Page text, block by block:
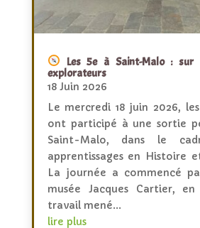
Les 5e à Saint-Malo : sur
explorateurs
18 Juin 2026
Le mercredi 18 juin 2026,
ont participé à une sortie
Saint-Malo, dans le
apprentissages en Histoire
La journée a commencé
musée Jacques Cartier,
travail mené...
lire plus